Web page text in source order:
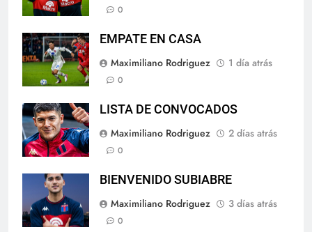
0
EMPATE EN CASA
Maximiliano Rodriguez
1 día atrás
0
LISTA DE CONVOCADOS
Maximiliano Rodriguez
2 días atrás
0
BIENVENIDO SUBIABRE
Maximiliano Rodriguez
3 días atrás
0